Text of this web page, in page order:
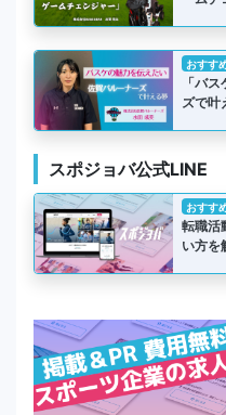
おすす
「バ
ズで叶
スポジョバ公式LINE
おすす
転職活
い方を